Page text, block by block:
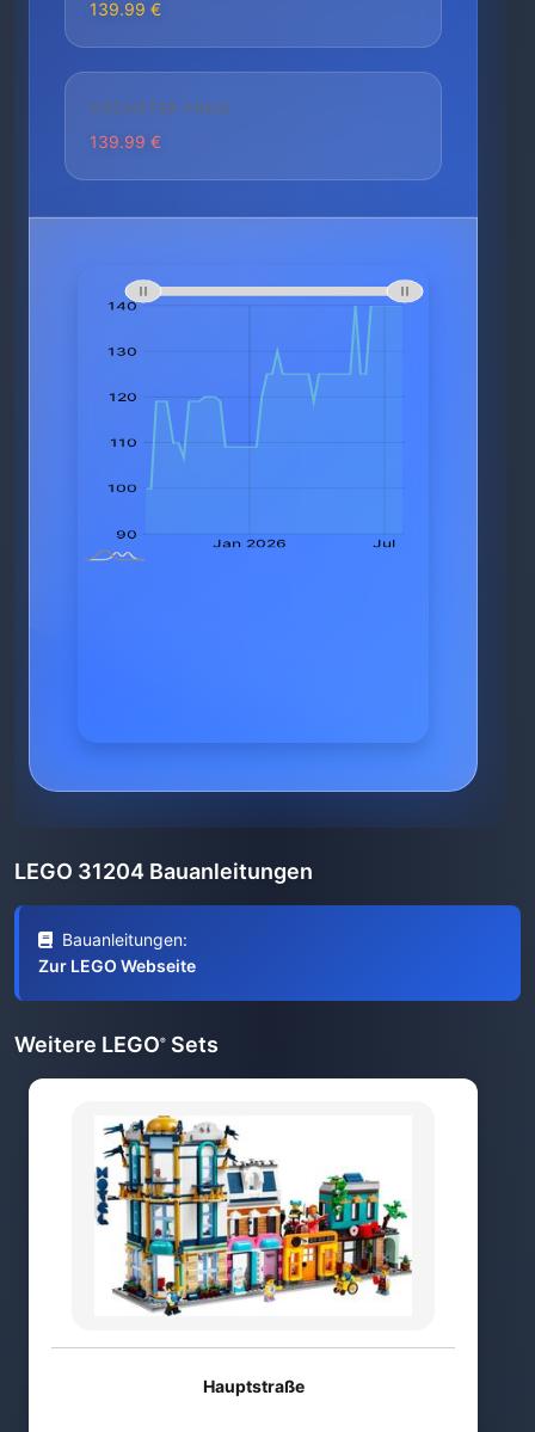
139.99 €
HÖCHSTER PREIS
139.99 €
LEGO 31204 Bauanleitungen
Bauanleitungen:
Zur LEGO Webseite
Weitere LEGO® Sets
Hauptstraße